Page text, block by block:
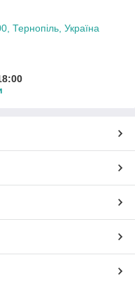
Тернопіль, Україна